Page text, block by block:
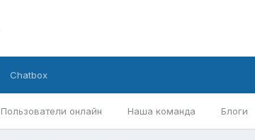
Пользователи онлайн Наша команда Блоги
Chatbox